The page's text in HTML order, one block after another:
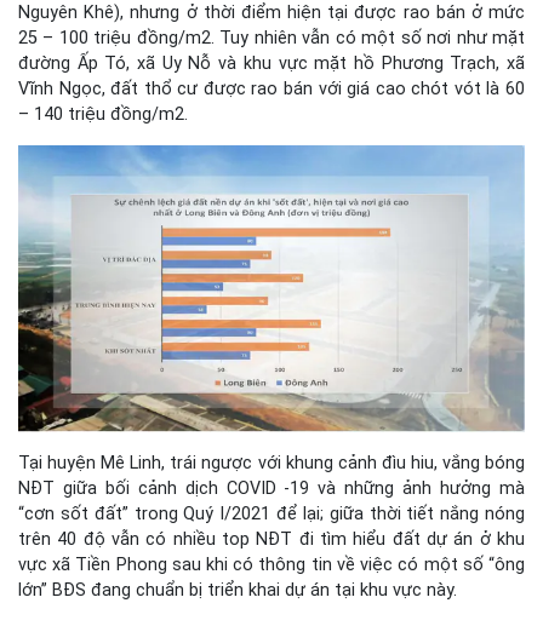
Nguyên Khê), nhưng ở thời điểm hiện tại được rao bán ở mức
25 – 100 triệu đồng/m2. Tuy nhiên vẫn có một số nơi như mặt
đường Ấp Tó, xã Uy Nỗ và khu vực mặt hồ Phương Trạch, xã
Vĩnh Ngọc, đất thổ cư được rao bán với giá cao chót vót là 60
– 140 triệu đồng/m2.
Tại huyện Mê Linh, trái ngược với khung cảnh đìu hiu, vắng bóng
NĐT giữa bối cảnh dịch COVID -19 và những ảnh hưởng mà
“cơn sốt đất” trong Quý I/2021 để lại; giữa thời tiết nắng nóng
trên 40 độ vẫn có nhiều top NĐT đi tìm hiểu đất dự án ở khu
vực xã Tiền Phong sau khi có thông tin về việc có một số “ông
lớn” BĐS đang chuẩn bị triển khai dự án tại khu vực này.